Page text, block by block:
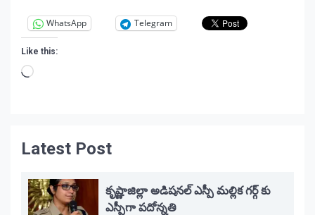
WhatsApp Telegram
Like this:
Loading…
Latest Post
కృష్ణాజిల్లా అడిషనల్ ఎస్పీ మల్లిక గర్గ్ కు
ఎస్పీగా పదోన్నతి